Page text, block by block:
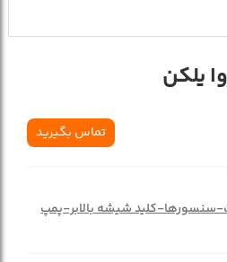
یلکن
تماس بگیرید
سنسورها-کلید شیشه بالابر-پمپ